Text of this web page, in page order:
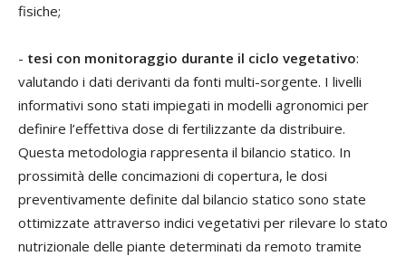
fisiche;
- tesi con monitoraggio durante il ciclo vegetativo:
valutando i dati derivanti da fonti multi-sorgente. I livelli
informativi sono stati impiegati in modelli agronomici per
definire l’effettiva dose di fertilizzante da distribuire.
Questa metodologia rappresenta il bilancio statico. In
prossimità delle concimazioni di copertura, le dosi
preventivamente definite dal bilancio statico sono state
ottimizzate attraverso indici vegetativi per rilevare lo stato
nutrizionale delle piante determinati da remoto tramite